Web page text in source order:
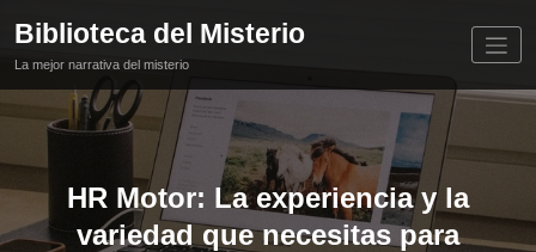
contenido
Biblioteca del Misterio
La mejor narrativa del misterio
HR Motor: La experiencia y la
variedad que necesitas para